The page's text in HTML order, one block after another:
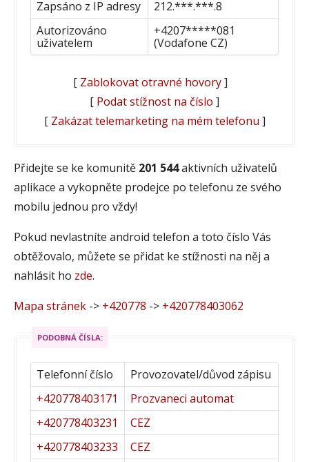
Zapsáno z IP adresy
212.***.***.8
Autorizováno
uživatelem
+4207*****081
(Vodafone CZ)
[ Zablokovat otravné hovory]
[ Podat stížnost na číslo ]
[ Zakázat telemarketing na mém telefonu ]
Přidejte se ke komunitě 201 544aktivních uživatelů
aplikace a vykopněte prodejce po telefonu ze svého
mobilu jednou pro vždy!
Pokud nevlastníte android telefon a toto číslo Vás
obtěžovalo, můžete se přidat ke stížnosti na něj a
nahlásit ho zde.
Mapa stránek -> +420778 -> +420778403062
PODOBNÁ ČÍSLA:
Telefonní číslo
Provozovatel/důvod zápisu
+420778403171
Prozvaneci automat
+420778403231
CEZ
+420778403233
CEZ